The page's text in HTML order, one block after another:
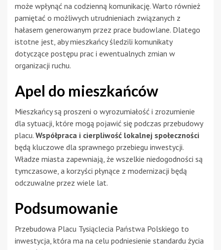
może wpłynąć na codzienną komunikację. Warto również
pamiętać o możliwych utrudnieniach związanych z
hałasem generowanym przez prace budowlane. Dlatego
istotne jest, aby mieszkańcy śledzili komunikaty
dotyczące postępu prac i ewentualnych zmian w
organizacji ruchu.
Apel do mieszkańców
Mieszkańcy są proszeni o wyrozumiałość i zrozumienie
dla sytuacji, które mogą pojawić się podczas przebudowy
placu. Współpraca i cierpliwość lokalnej społeczności
będą kluczowe dla sprawnego przebiegu inwestycji.
Władze miasta zapewniają, że wszelkie niedogodności są
tymczasowe, a korzyści płynące z modernizacji będą
odczuwalne przez wiele lat.
Podsumowanie
Przebudowa Placu Tysiąclecia Państwa Polskiego to
inwestycja, która ma na celu podniesienie standardu życia